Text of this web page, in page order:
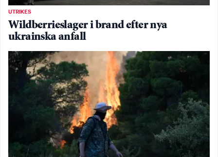
UTRIKES
Wildberrieslager i brand efter nya
ukrainska anfall